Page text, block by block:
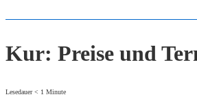
Kur: Preise und
Lesedauer < 1 Minute